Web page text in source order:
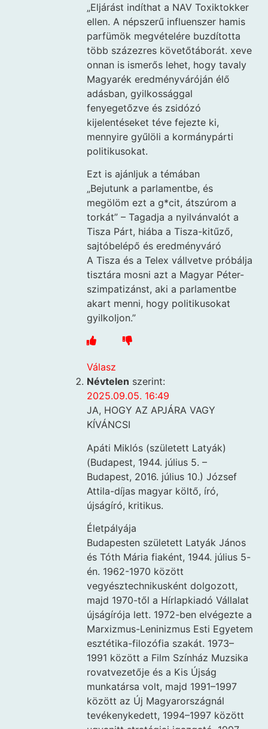
„Eljárást indíthat a NAV Toxiktokker
ellen. A népszerű influenszer hamis
parfümök megvételére buzdította
több százezres követőtáborát. xeve
onnan is ismerős lehet, hogy tavaly
Magyarék eredményváróján élő
adásban, gyilkossággal
fenyegetőzve és zsidózó
kijelentéseket téve fejezte ki,
mennyire gyűlöli a kormánypárti
politikusokat.
Ezt is ajánljuk a témában
„Bejutunk a parlamentbe, és
megölöm ezt a g*cit, átszúrom a
torkát” – Tagadja a nyilvánvalót a
Tisza Párt, hiába a Tisza-kitűző,
sajtóbelépő és eredményváró
A Tisza és a Telex vállvetve próbálja
tisztára mosni azt a Magyar Péter-
szimpatizánst, aki a parlamentbe
akart menni, hogy politikusokat
gyilkoljon.”
Válasz
Névtelen szerint:
2025.09.05. 16:49
JA, HOGY AZ APJÁRA VAGY
KÍVÁNCSI
Apáti Miklós (született Latyák)
(Budapest, 1944. július 5. –
Budapest, 2016. július 10.) József
Attila-díjas magyar költő, író,
újságíró, kritikus.
Életpályája
Budapesten született Latyák János
és Tóth Mária fiaként, 1944. július 5-
én. 1962-1970 között
vegyésztechnikusként dolgozott,
majd 1970-től a Hírlapkiadó Vállalat
újságírója lett. 1972-ben elvégezte a
Marxizmus-Leninizmus Esti Egyetem
esztétika-filozófia szakát. 1973–
1991 között a Film Színház Muzsika
rovatvezetője és a Kis Újság
munkatársa volt, majd 1991–1997
között az Új Magyarországnál
tevékenykedett, 1994–1997 között